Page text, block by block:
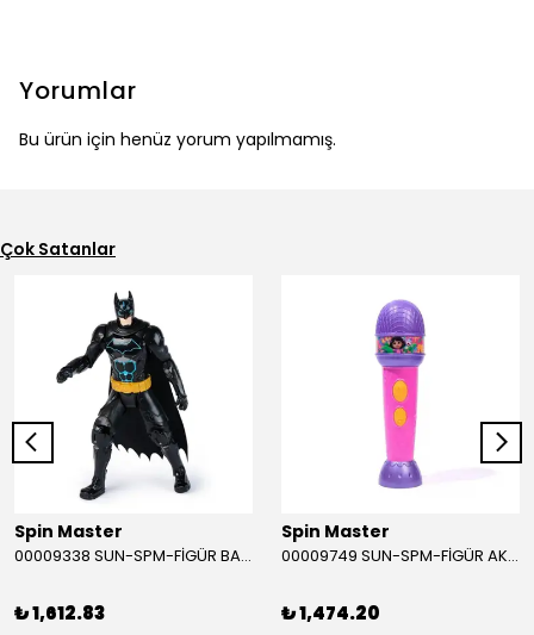
Yorumlar
Bu ürün için henüz yorum yapılmamış.
Çok Satanlar
Spin Master
00009338 SUN-SPM-FİGÜR BATMAN NİNJA STRIKE 30 CM. EXC.
₺ 1,612.83
Spin Master
00009749 SUN-SPM-FİGÜR AKS. DORA MİKROFON YAĞMUR ORMANI RİTMİ (DORA) SESLİ
₺ 1,474.20